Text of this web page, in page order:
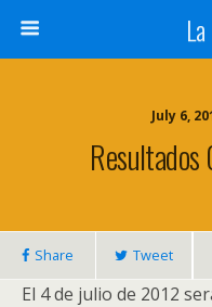
July 6,
Resultados
Share Tweet
El 4 de julio de 2012